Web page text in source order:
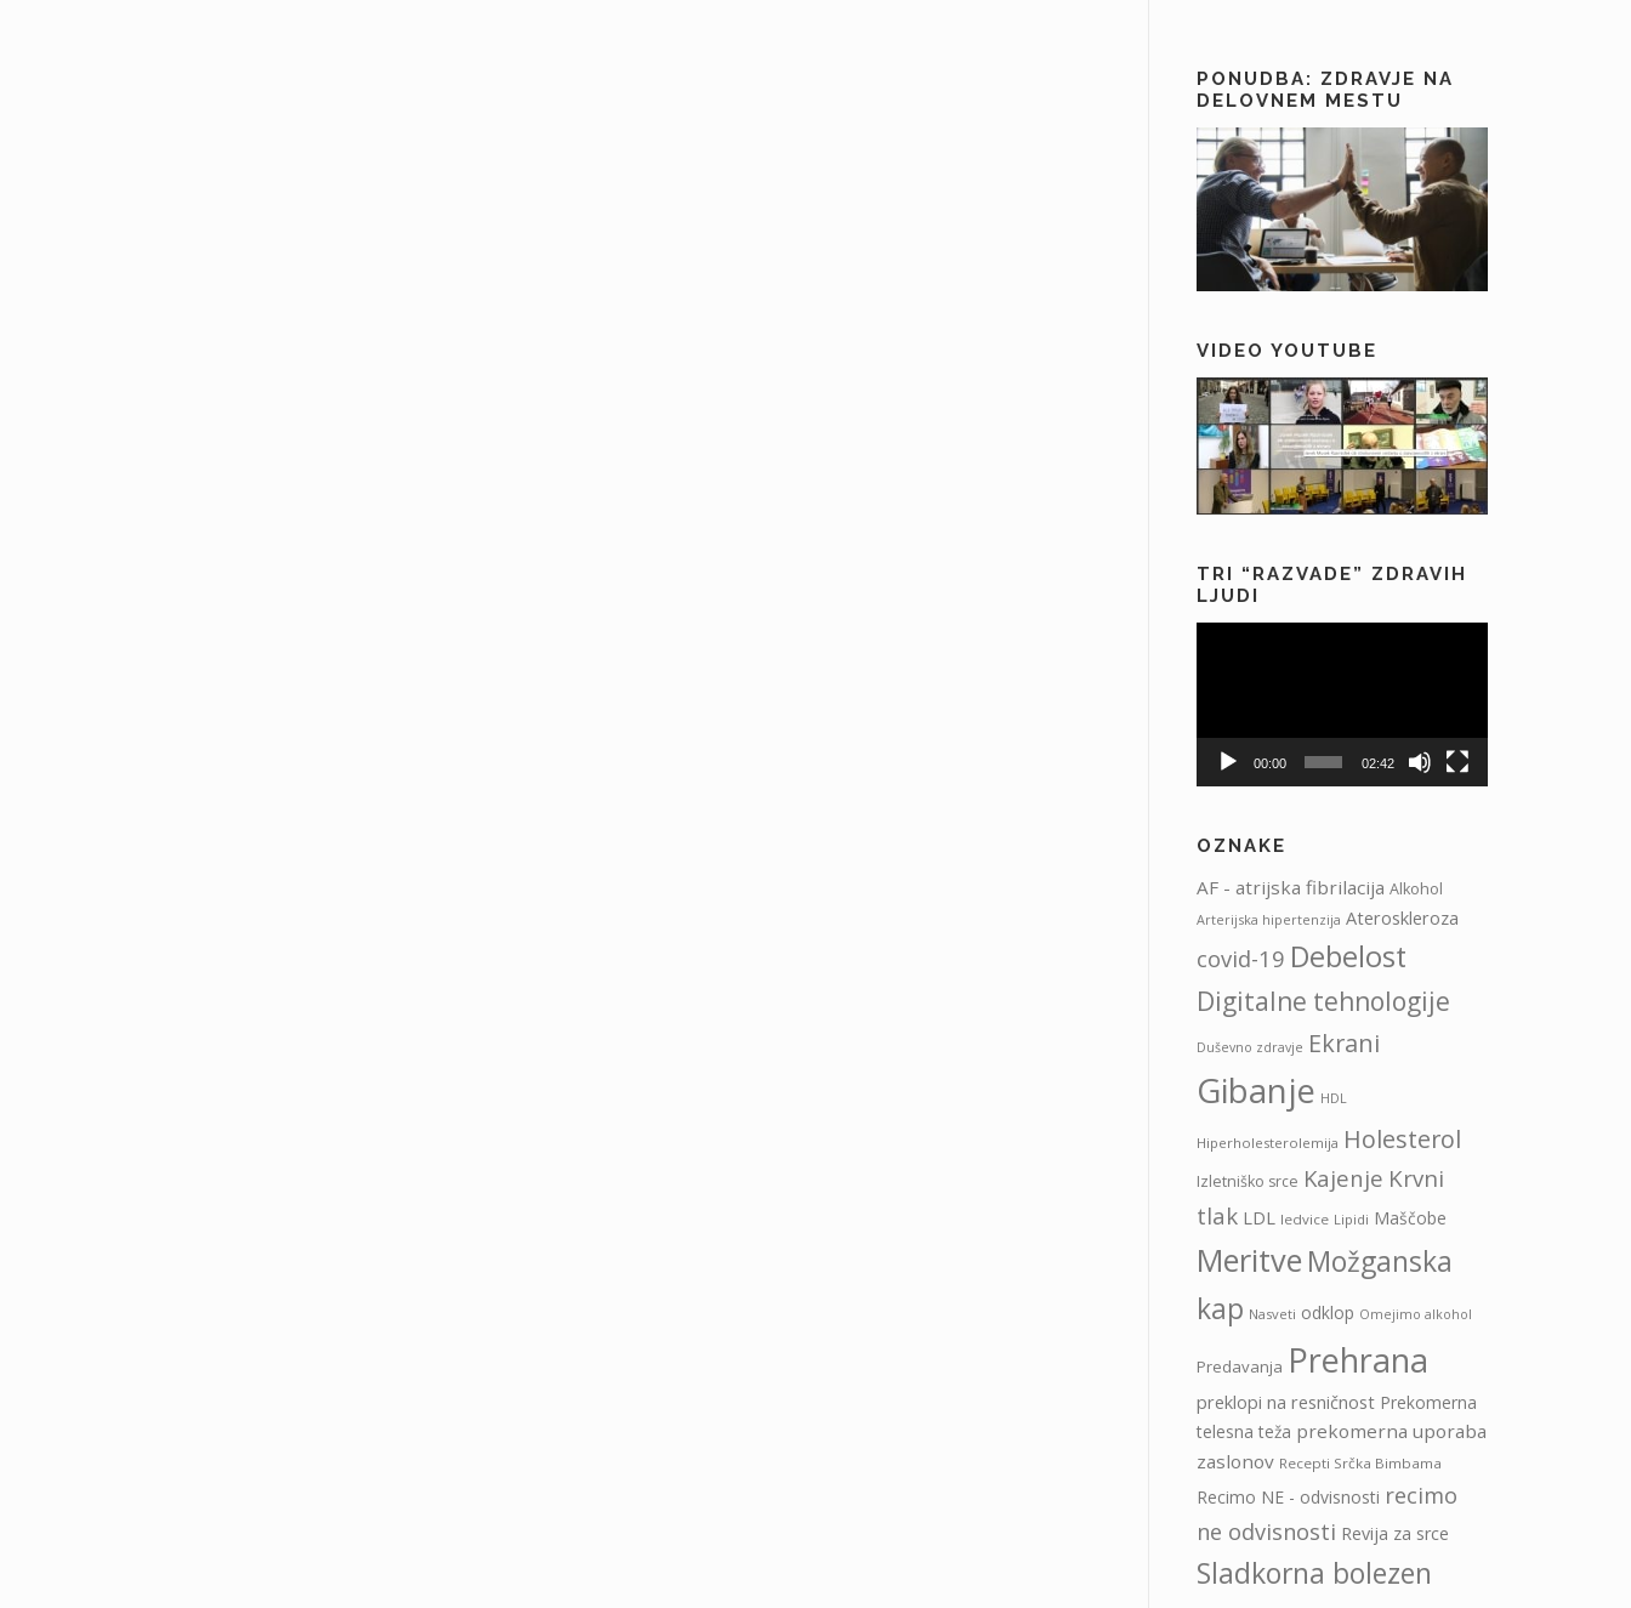
PONUDBA: ZDRAVJE NA
DELOVNEM MESTU
VIDEO YOUTUBE
TRI “RAZVADE” ZDRAVIH
LJUDI
00:00 02:42
OZNAKE
AF - atrijska fibrilacija Alkohol
Arterijska hipertenzija Ateroskleroza
covid-19 Debelost
Digitalne tehnologije
Duševno zdravje Ekrani
Gibanje HDL
Hiperholesterolemija Holesterol
Izletniško srce Kajenje Krvni
tlak LDL ledvice Lipidi Maščobe
Meritve Možganska
kap Nasveti odklop Omejimo alkohol
Predavanja Prehrana
preklopi na resničnost Prekomerna
telesna teža prekomerna uporaba
zaslonov Recepti Srčka Bimbama
Recimo NE - odvisnosti recimo
ne odvisnosti Revija za srce
Sladkorna bolezen